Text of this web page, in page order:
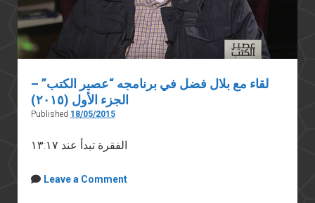
لقاء مع بلال فضل في برنامجه “عصير الكتب” –
الجزء الأول (٢٠١٥)
Published 18/05/2015
Leave a Comment